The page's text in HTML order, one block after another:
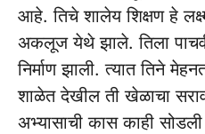
आहे. तिचे शालेय शिक्षण हे
अकलूज येथे झाले. तिला
निर्माण झाली. त्यात तिने
शाळेत देखील ती खेळाचा
अभ्यासाची कास काही सोडली